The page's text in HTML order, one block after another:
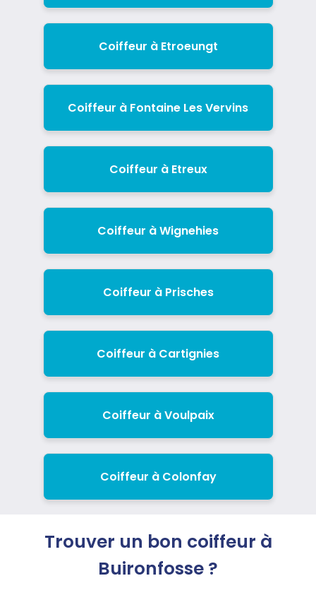
Coiffeur à Etroeungt
Coiffeur à Fontaine Les Vervins
Coiffeur à Etreux
Coiffeur à Wignehies
Coiffeur à Prisches
Coiffeur à Cartignies
Coiffeur à Voulpaix
Coiffeur à Colonfay
Trouver un bon coiffeur à
Buironfosse ?